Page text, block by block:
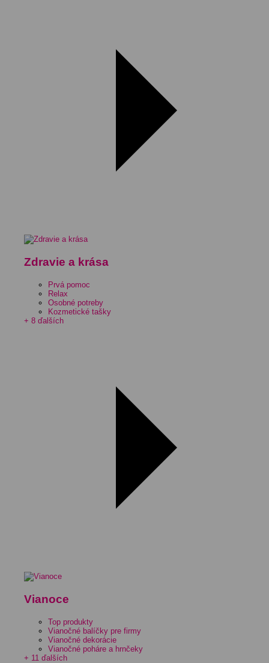
Zdravie a krása
Prvá pomoc
Relax
Osobné potreby
Kozmetické tašky
+ 8 ďalších
Vianoce
Top produkty
Vianočné balíčky pre firmy
Vianočné dekorácie
Vianočné poháre a hrnčeky
+ 11 ďalších